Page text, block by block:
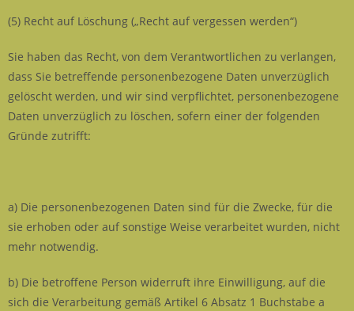
(5) Recht auf Löschung („Recht auf vergessen werden“)
Sie haben das Recht, von dem Verantwortlichen zu verlangen,
dass Sie betreffende personenbezogene Daten unverzüglich
gelöscht werden, und wir sind verpflichtet, personenbezogene
Daten unverzüglich zu löschen, sofern einer der folgenden
Gründe zutrifft:
a) Die personenbezogenen Daten sind für die Zwecke, für die
sie erhoben oder auf sonstige Weise verarbeitet wurden, nicht
mehr notwendig.
b) Die betroffene Person widerruft ihre Einwilligung, auf die
sich die Verarbeitung gemäß Artikel 6 Absatz 1 Buchstabe a